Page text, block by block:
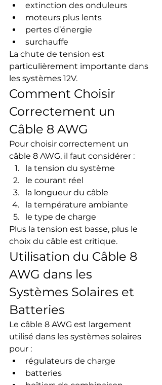
extinction des onduleurs
moteurs plus lents
pertes d’énergie
surchauffe
La chute de tension est
particulièrement importante dans
les systèmes 12V.
Comment Choisir
Correctement un
Câble 8 AWG
Pour choisir correctement un
câble 8 AWG, il faut considérer :
la tension du système
le courant réel
la longueur du câble
la température ambiante
le type de charge
Plus la tension est basse, plus le
choix du câble est critique.
Utilisation du Câble 8
AWG dans les
Systèmes Solaires et
Batteries
Le câble 8 AWG est largement
utilisé dans les systèmes solaires
pour :
régulateurs de charge
batteries